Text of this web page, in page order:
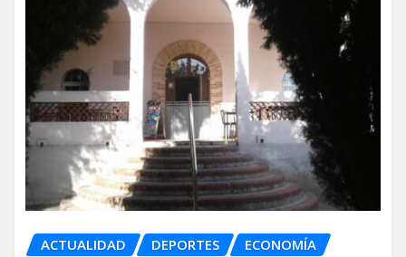
ACTUALIDAD DEPORTES ECONOMÍA